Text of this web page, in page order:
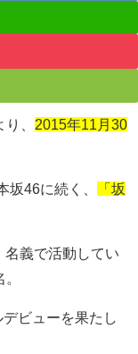
、 2015年11月30
坂46に続く、
「坂
名義で活動してい
ビューを果たし